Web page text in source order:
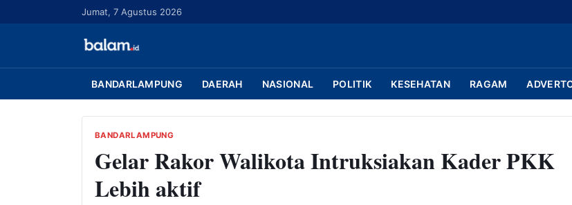
u
Jumat, 7 Agustus 2026
BANDARLAMPUNG DAERAH NASIONAL POLITIK KESEHATAN RAGAM
BANDARLAMPUNG
Gelar Rakor Walikota Intruksiakan Kader PKK
Lebih aktif